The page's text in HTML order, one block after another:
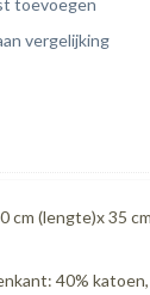
vergelijking
cm (lengte)x 35
40%